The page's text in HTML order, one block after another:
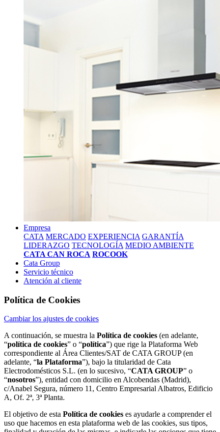
Empresa
CATA MERCADO EXPERIENCIA GARANTÍA
LIDERAZGO TECNOLOGÍA MEDIO AMBIENTE
CATA CAN ROCA ROCOOK
Cata Group
Servicio técnico
Atención al cliente
Política de Cookies
Cambiar los ajustes de cookies
A continuación, se muestra la Política de cookies (en adelante,
“política de cookies” o “política”) que rige la Plataforma Web
correspondiente al Área Clientes/SAT de CATA GROUP (en
adelante, “la Plataforma”), bajo la titularidad de Cata
Electrodomésticos S.L. (en lo sucesivo, “CATA GROUP” o
“nosotros”), entidad con domicilio en Alcobendas (Madrid),
c/Anabel Segura, número 11, Centro Empresarial Albatros, Edificio
A, Of. 2ª, 3ª Planta.
El objetivo de esta Política de cookies es ayudarle a comprender el
uso que hacemos en esta plataforma web de las cookies, sus tipos,